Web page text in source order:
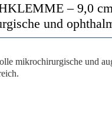
– 9,0
und
mikrochirurgische und